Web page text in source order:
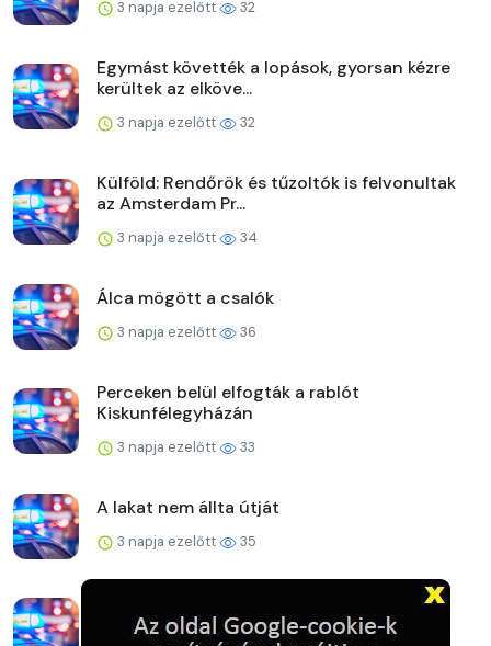
3 napja ezelőtt 32
Egymást követték a lopások, gyorsan kézre
kerültek az elköve...
3 napja ezelőtt 32
Külföld: Rendőrök és tűzoltók is felvonultak
az Amsterdam Pr...
3 napja ezelőtt 34
Álca mögött a csalók
3 napja ezelőtt 36
Perceken belül elfogták a rablót
Kiskunfélegyházán
3 napja ezelőtt 33
A lakat nem állta útját
3 napja ezelőtt 35
Drogterjesztőkre csaptak le a tiszavasvári
rendőrök